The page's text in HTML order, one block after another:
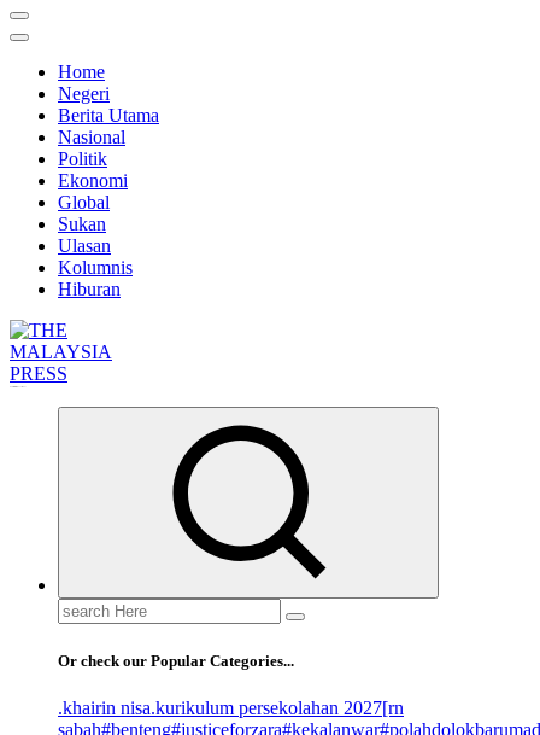
Home
Negeri
Berita Utama
Nasional
Politik
Ekonomi
Global
Sukan
Ulasan
Kolumnis
Hiburan
Search
for:
Or check our Popular Categories...
.khairin nisa.kurikulum persekolahan 2027[rn
sabah#benteng#justiceforzara#kekalanwar